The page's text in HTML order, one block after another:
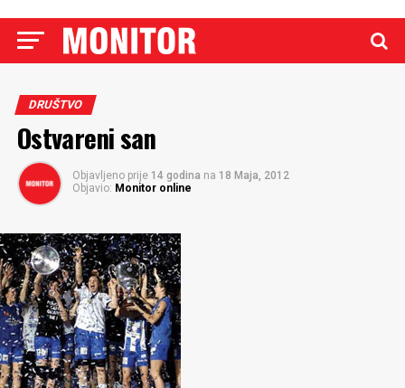
DRUŠTVO
Ostvareni san
Objavljeno prije 14 godina na 18 Maja, 2012
Objavio: Monitor online